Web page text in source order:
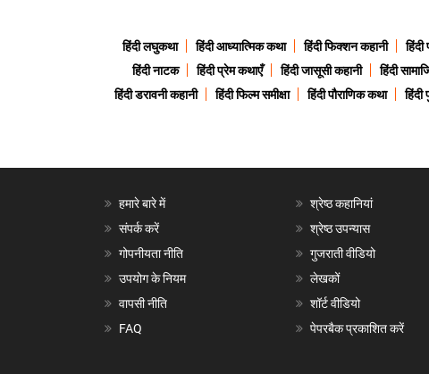
हिंदी लघुकथा हिंदी आध्यात्मिक कथा हिंदी फिक्शन कहानी
हिंदी नाटक
हिंदी प्रेम कथाएँ हिंदी जासूसी कहानी हिंदी
हिंदी डरावनी कहानी
हिंदी फिल्म समीक्षा हिंदी पौराणिक कथा हिंदी
हमारे बारे में
संपर्क करें
गोपनीयता नीति
उपयोग के नियम
वापसी नीति
FAQ
श्रेष्ठ कहानियां
श्रेष्ठ उपन्यास
गुजराती वीडियो
लेखकों
शॉर्ट वीडियो
पेपरबैक प्रकाशित करें